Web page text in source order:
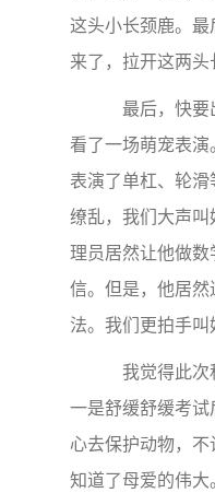
这头小长颈鹿。最
来了，拉开这两头
最后，快要
看了一场萌宠表演
表演了单杠、轮
缭乱，我们大声
理员居然让他做
信。但是，他居
法。我们更拍手叫
我觉得此次
一是舒缓舒缓考
心去保护动物，
知道了母爱的伟大